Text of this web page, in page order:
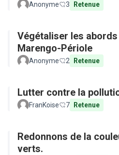
Anonyme 3 Retenue
Végétaliser les
Marengo-Périole
Anonyme 2 Retenue
Lutter contre la
FranKoise 7 Retenue
Redonnons de la
verts.